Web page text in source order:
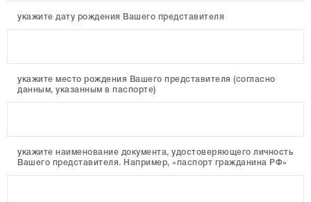
укажите дату рождения Вашего представителя
укажите место рождения Вашего представителя (согласно
данным, указанным в паспорте)
укажите наименование документа, удостоверяющего личность
Вашего представителя. Например, «паспорт гражданина РФ»